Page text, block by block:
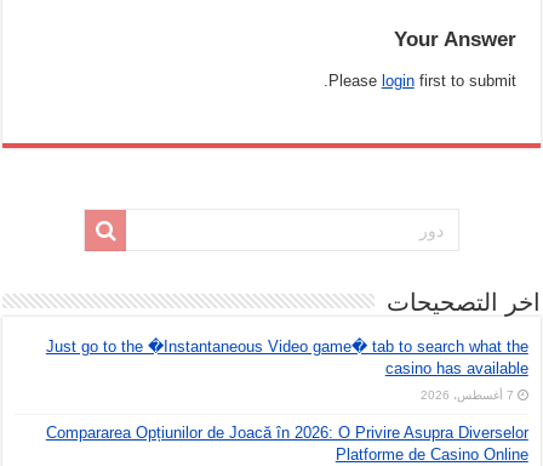
Your Answer
Please loginfirst to submit.
اخر التصحيحات
Just go to the �Instantaneous Video game� tab to search what the
casino has available
7 أغسطس، 2026
Compararea Opțiunilor de Joacă în 2026: O Privire Asupra Diverselor
Platforme de Casino Online